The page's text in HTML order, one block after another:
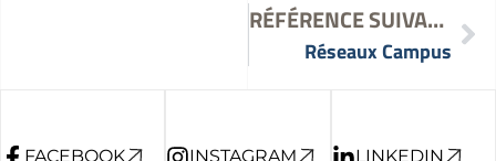
RÉFÉRENCE SUIVANTE
Réseaux Campus
FACEBOOK INSTAGRAM LINKEDIN